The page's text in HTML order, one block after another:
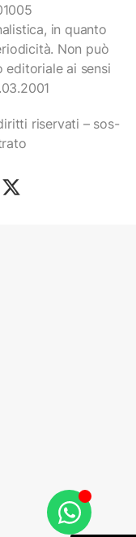
in quanto
Non può
ai sensi
riservati – sos-